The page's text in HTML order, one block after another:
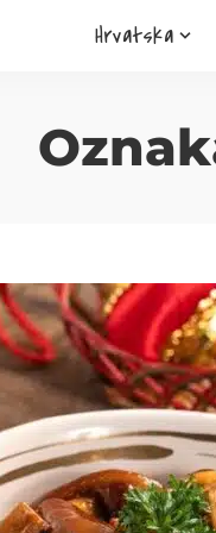
Hrvatska